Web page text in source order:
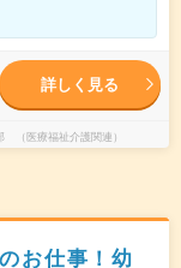
詳しく見る
（医療福祉介護関連）
お仕事！幼